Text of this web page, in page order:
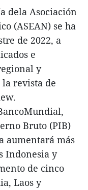
dela Asociación
(ASEAN) se ha
de 2022, a
e
y
revista de
Bruto (PIB)
aumentará más
Indonesia y
de cinco
Laos y